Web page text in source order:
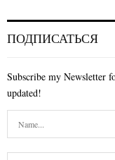
ПОДПИСАТЬСЯ
Subscribe my Newsletter
updated!